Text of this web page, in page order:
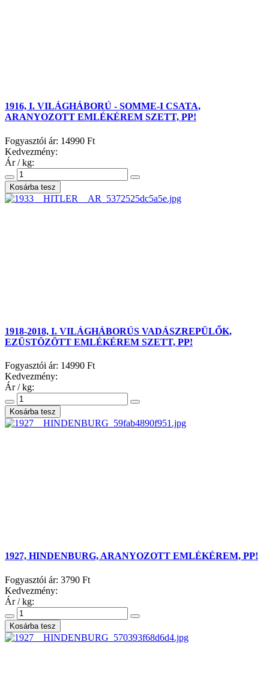
1916, I. VILÁGHÁBORÚ - SOMME-I CSATA,
ARANYOZOTT EMLÉKÉREM SZETT, PP!
Fogyasztói ár: 14990 Ft
Kedvezmény:
Ár / kg:
1918-2018, I. VILÁGHÁBORÚS VADÁSZREPÜLŐK,
EZÜSTÖZÖTT EMLÉKÉREM SZETT, PP!
Fogyasztói ár: 14990 Ft
Kedvezmény:
Ár / kg:
1927, HINDENBURG, ARANYOZOTT EMLÉKÉREM, PP!
Fogyasztói ár: 3790 Ft
Kedvezmény:
Ár / kg: